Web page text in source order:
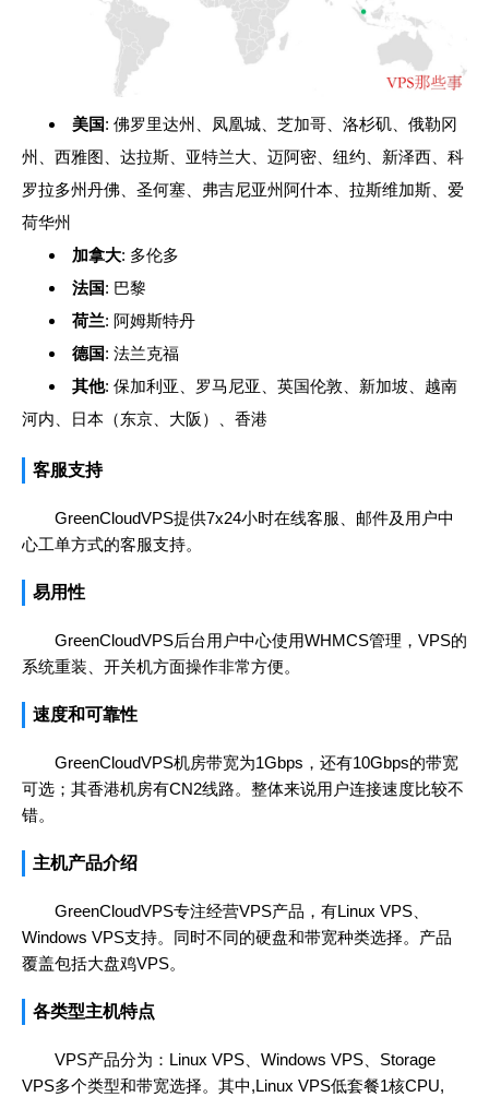
美国: 佛罗里达州、凤凰城、芝加哥、洛杉矶、俄勒冈
州、西雅图、达拉斯、亚特兰大、迈阿密、纽约、新泽西、科
罗拉多州丹佛、圣何塞、弗吉尼亚州阿什本、拉斯维加斯、爱
荷华州
加拿大: 多伦多
法国: 巴黎
荷兰: 阿姆斯特丹
德国: 法兰克福
其他: 保加利亚、罗马尼亚、英国伦敦、新加坡、越南
河内、日本（东京、大阪）、香港
客服支持
GreenCloudVPS提供7x24小时在线客服、邮件及用户中
心工单方式的客服支持。
易用性
GreenCloudVPS后台用户中心使用WHMCS管理，VPS的
系统重装、开关机方面操作非常方便。
速度和可靠性
GreenCloudVPS机房带宽为1Gbps，还有10Gbps的带宽
可选；其香港机房有CN2线路。整体来说用户连接速度比较不
错。
主机产品介绍
GreenCloudVPS专注经营VPS产品，有Linux VPS、
Windows VPS支持。同时不同的硬盘和带宽种类选择。产品
覆盖包括大盘鸡VPS。
各类型主机特点
VPS产品分为：Linux VPS、Windows VPS、Storage
VPS多个类型和带宽选择。其中,Linux VPS低套餐1核CPU,